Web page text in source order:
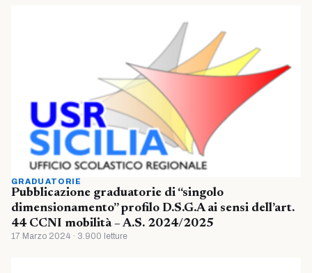
GRADUATORIE
Pubblicazione graduatorie di “singolo
dimensionamento” profilo D.S.G.A ai sensi dell’art.
44 CCNI mobilità – A.S. 2024/2025
17 Marzo 2024 · 3.900 letture